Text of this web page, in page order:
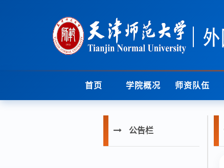
首页 学院概况 师资队伍
公告栏